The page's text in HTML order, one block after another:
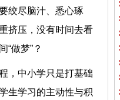
绞尽脑汁、悉心琢
挤压，没有时间去看
间“做梦”？
，中小学只是打基础
生学习的主动性与积